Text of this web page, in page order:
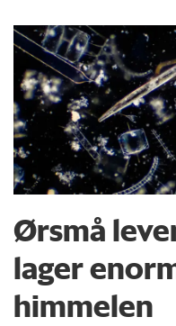
Ørsmå
lager
himmelen